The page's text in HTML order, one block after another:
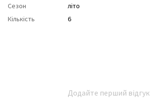
Сезон
літо
Кількість
6
Додайте перший відгук